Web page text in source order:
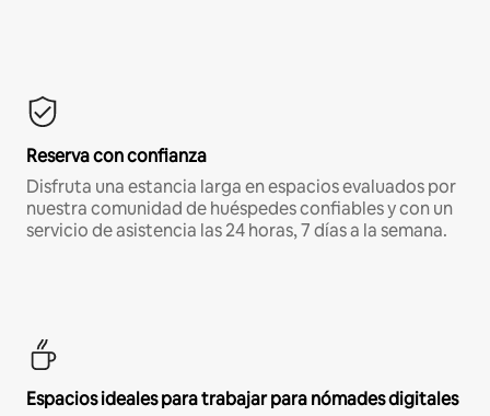
Reserva con confianza
Disfruta una estancia larga en espacios evaluados por
nuestra comunidad de huéspedes confiables y con un
servicio de asistencia las 24 horas, 7 días a la semana.
Espacios ideales para trabajar para nómades digitales